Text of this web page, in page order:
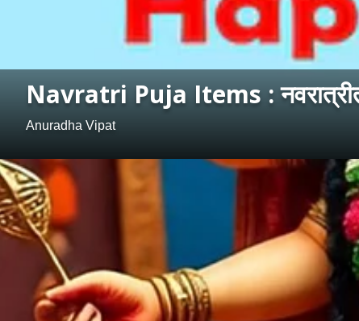
Navratri Puja Items : नवरात्रीत
Anuradha Vipat